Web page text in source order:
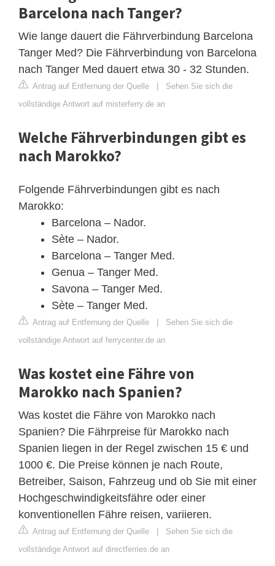
Barcelona nach Tanger?
Wie lange dauert die Fährverbindung Barcelona
Tanger Med? Die Fährverbindung von Barcelona
nach Tanger Med dauert etwa 30 - 32 Stunden.
Antrag auf Entfernung der Quelle | Sehen Sie sich die
vollständige Antwort auf misterferry.de an
Welche Fährverbindungen gibt es
nach Marokko?
Folgende Fährverbindungen gibt es nach
Marokko:
Barcelona – Nador.
Sète – Nador.
Barcelona – Tanger Med.
Genua – Tanger Med.
Savona – Tanger Med.
Sète – Tanger Med.
Antrag auf Entfernung der Quelle | Sehen Sie sich die
vollständige Antwort auf ferrycenter.de an
Was kostet eine Fähre von
Marokko nach Spanien?
Was kostet die Fähre von Marokko nach
Spanien? Die Fährpreise für Marokko nach
Spanien liegen in der Regel zwischen 15 € und
1000 €. Die Preise können je nach Route,
Betreiber, Saison, Fahrzeug und ob Sie mit einer
Hochgeschwindigkeitsfähre oder einer
konventionellen Fähre reisen, variieren.
Antrag auf Entfernung der Quelle | Sehen Sie sich die
vollständige Antwort auf directferries.de an